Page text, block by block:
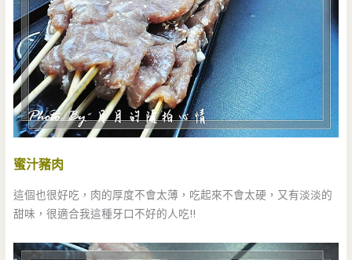
蜜汁豬肉
這個也很好吃，肉的厚度不會太薄，吃起來不會太硬，又有淡淡的
甜味，很適合我這種牙口不好的人吃!!